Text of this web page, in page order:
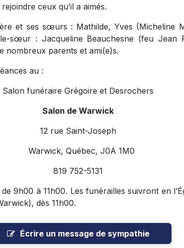
ceux qu’il a aimés.
et ses sœurs : Mathilde, Yves (Micheline
sœur : Jacqueline Beauchesne (feu Jean
nombreux parents et ami(e)s.
au :
Salon funéraire Grégoire et Desrochers
Salon de Warwick
12 rue Saint-Joseph
Warwick, Québec, J0A 1M0
819 752-5131
9h00 à 11h00. Les funérailles suivront en
dès 11h00.
Écrire un message de sympathie